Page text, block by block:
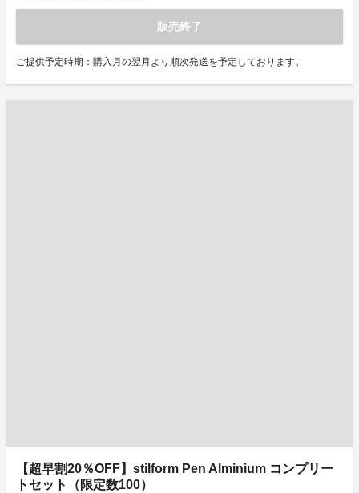
販売終了
ご提供予定時期：購入月の翌月より順次発送を予定しております。
【超早割20％OFF】stilform Pen Alminium コンプリー
トセット（限定数100）